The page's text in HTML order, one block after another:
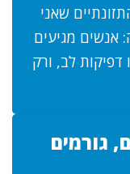
שאני
אנשים מגיעים
דפיקות לב, ורק
גורמים